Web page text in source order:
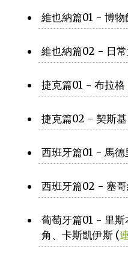
維也納篇01 - 博物
維也納篇02 - 日
捷克篇01 - 布拉格
捷克篇02 - 契斯
西班牙篇01 - 馬德
西班牙篇02 - 塞
葡萄牙篇01 - 里
角、卡斯凱伊斯 (